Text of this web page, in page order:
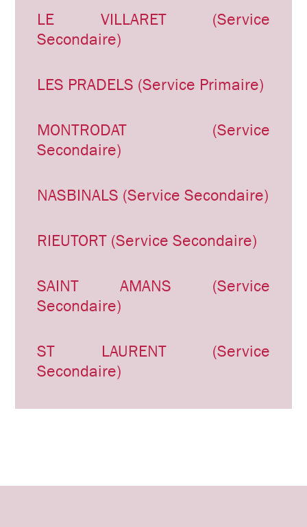
LE VILLARET (Service
Secondaire)
LES PRADELS (Service Primaire)
MONTRODAT (Service
Secondaire)
NASBINALS (Service Secondaire)
RIEUTORT (Service Secondaire)
SAINT AMANS (Service
Secondaire)
ST LAURENT (Service
Secondaire)